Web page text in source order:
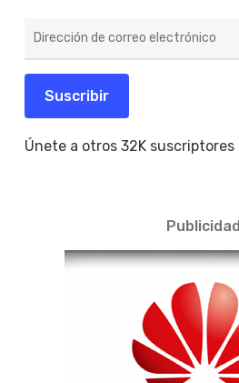
electrónico
Suscribir
Únete a otros 32K suscriptores
Publicidad